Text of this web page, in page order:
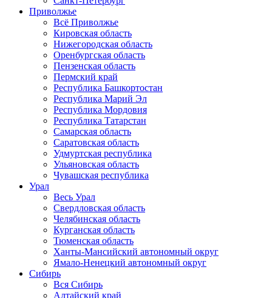
Приволжье
Всё Приволжье
Кировская область
Нижегородская область
Оренбургская область
Пензенская область
Пермский край
Республика Башкортостан
Республика Марий Эл
Республика Мордовия
Республика Татарстан
Самарская область
Саратовская область
Удмуртская республика
Ульяновская область
Чувашская республика
Урал
Весь Урал
Свердловская область
Челябинская область
Курганская область
Тюменская область
Ханты-Мансийский автономный округ
Ямало-Ненецкий автономный округ
Сибирь
Вся Сибирь
Алтайский край